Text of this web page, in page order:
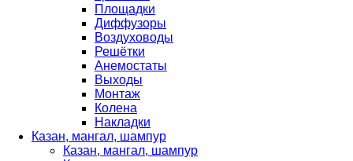
Площадки
Диффузоры
Воздуховоды
Решётки
Анемостаты
Выходы
Монтаж
Колена
Накладки
Казан, мангал, шампур
Казан, мангал, шампур